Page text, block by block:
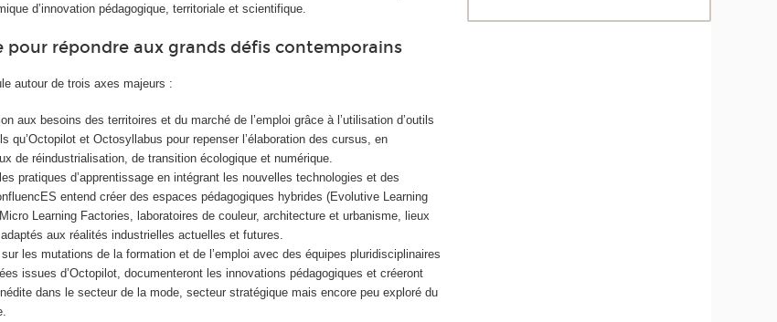
d’innovation pédagogique, territoriale et scientifique.
répondre aux grands défis contemporains
autour de trois axes majeurs :
aux besoins des territoires et du marché de l’emploi grâce à l’utilisation d’outils
qu’Octopilot et Octosyllabus pour repenser l’élaboration des cursus, en
de réindustrialisation, de transition écologique et numérique.
pratiques d’apprentissage en intégrant les nouvelles technologies et des
entend créer des espaces pédagogiques hybrides (Evolutive Learning
Learning Factories, laboratoires de couleur, architecture et urbanisme, lieux
aux réalités industrielles actuelles et futures.
les mutations de la formation et de l’emploi avec des équipes pluridisciplinaires
issues d’Octopilot, documenteront les innovations pédagogiques et créeront
dans le secteur de la mode, secteur stratégique mais encore peu exploré du